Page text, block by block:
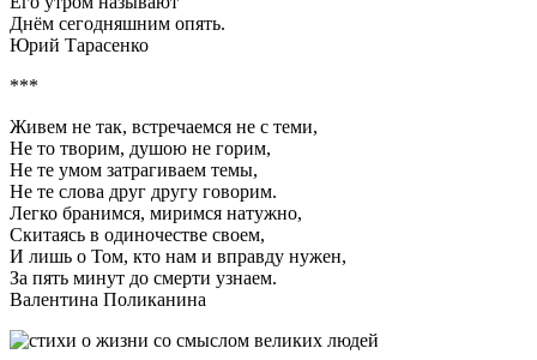
Днём сегодняшним опять.
Юрий Тарасенко
***
Живем не так, встречаемся не с теми,
Не то творим, душою не горим,
Не те умом затрагиваем темы,
Не те слова друг другу говорим.
Легко бранимся, миримся натужно,
Скитаясь в одиночестве своем,
И лишь о Том, кто нам и вправду нужен,
За пять минут до смерти узнаем.
Валентина Поликанина